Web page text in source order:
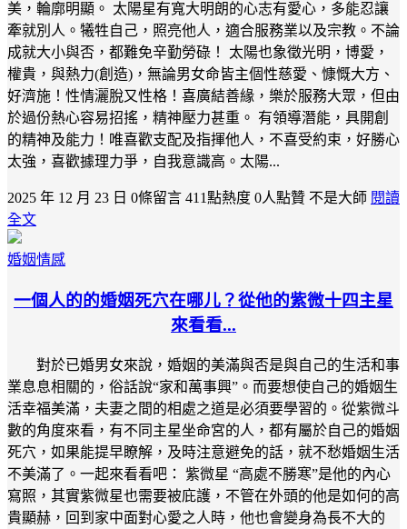
美，輪廓明顯。 太陽星有寬大明朗的心志有愛心，多能忍讓
牽就別人。犧牲自己，照亮他人，適合服務業以及宗教。不論
成就大小與否，都難免辛勤勞碌！ 太陽也象徵光明，博愛，
權貴，與熱力(創造)，無論男女命皆主個性慈愛、慷慨大方、
好濟施！性情灑脫又性格！喜廣結善緣，樂於服務大眾，但由
於過份熱心容易招搖，精神壓力甚重。 有領導潛能，具開創
的精神及能力！唯喜歡支配及指揮他人，不喜受約束，好勝心
太強，喜歡據理力爭，自我意識高。太陽...
2025 年 12 月 23 日 0條留言 411點熱度 0人點贊 不是大師 閱讀
全文
婚姻情感
一個人的的婚姻死穴在哪儿？從他的紫微十四主星
來看看...
對於已婚男女來說，婚姻的美滿與否是與自己的生活和事
業息息相關的，俗話說“家和萬事興”。而要想使自己的婚姻生
活幸福美滿，夫妻之間的相處之道是必須要學習的。從紫微斗
數的角度來看，有不同主星坐命宮的人，都有屬於自己的婚姻
死穴，如果能提早瞭解，及時注意避免的話，就不愁婚姻生活
不美滿了。一起來看看吧： 紫微星 “高處不勝寒”是他的內心
寫照，其實紫微星也需要被庇護，不管在外頭的他是如何的高
貴顯赫，回到家中面對心愛之人時，他也會變身為長不大的